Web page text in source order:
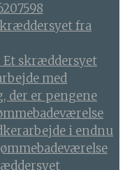
fra